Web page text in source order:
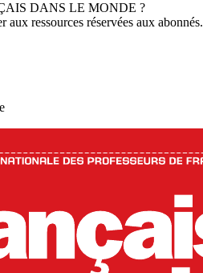
DANS LE MONDE ?
aux ressources réservées aux abonnés.